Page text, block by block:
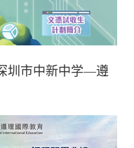
圳市中新中学—遵